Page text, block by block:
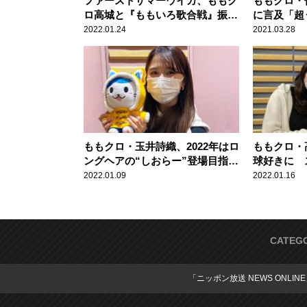
ロ高城と『ももいろ歌合戦』振り
返る「一緒にエビ反りジャンプで
年越しした後……」
2022.01.24
に言及「
2021.03.28
ももクロ・玉井詩織、2022年はロ
ングヘアの“しおらー”登場目指す
「時代を創るでしょ！」
2022.01.09
ももクロ
球好きに
ま”の“8番”
2022.01.16
「ニッポン放送 NEWS